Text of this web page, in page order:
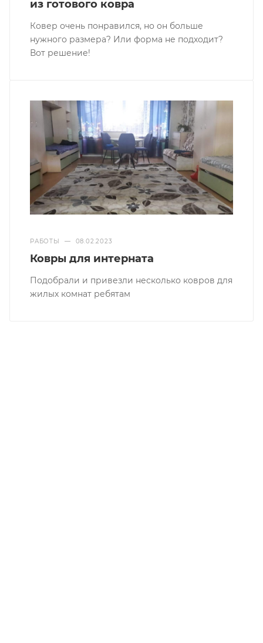
из готового ковра
Ковер очень понравился, но он больше
нужного размера? Или форма не подходит?
Вот решение!
РАБОТЫ — 08.02.2023
Ковры для интерната
Подобрали и привезли несколько ковров для
жилых комнат ребятам